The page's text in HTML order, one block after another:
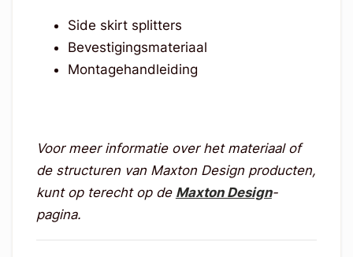
Side skirt splitters
Bevestigingsmateriaal
Montagehandleiding
Voor meer informatie over het materiaal of
de structuren van Maxton Design producten,
kunt op terecht op de Maxton Design-
pagina.